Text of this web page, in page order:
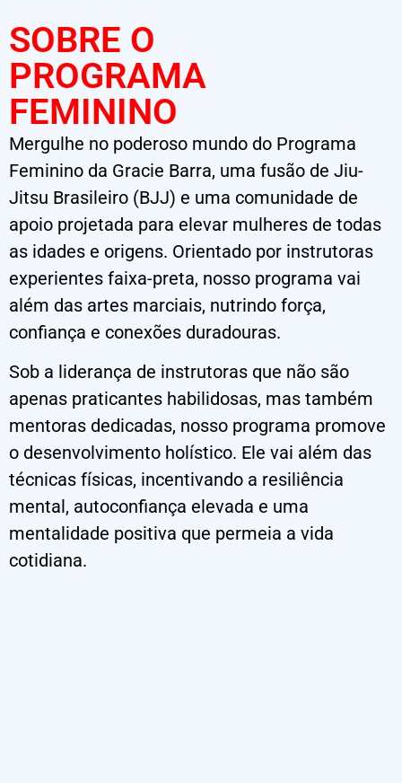
SOBRE O
PROGRAMA
FEMININO
Mergulhe no poderoso mundo do Programa
Feminino da Gracie Barra, uma fusão de Jiu-
Jitsu Brasileiro (BJJ) e uma comunidade de
apoio projetada para elevar mulheres de todas
as idades e origens. Orientado por instrutoras
experientes faixa-preta, nosso programa vai
além das artes marciais, nutrindo força,
confiança e conexões duradouras.
Sob a liderança de instrutoras que não são
apenas praticantes habilidosas, mas também
mentoras dedicadas, nosso programa promove
o desenvolvimento holístico. Ele vai além das
técnicas físicas, incentivando a resiliência
mental, autoconfiança elevada e uma
mentalidade positiva que permeia a vida
cotidiana.